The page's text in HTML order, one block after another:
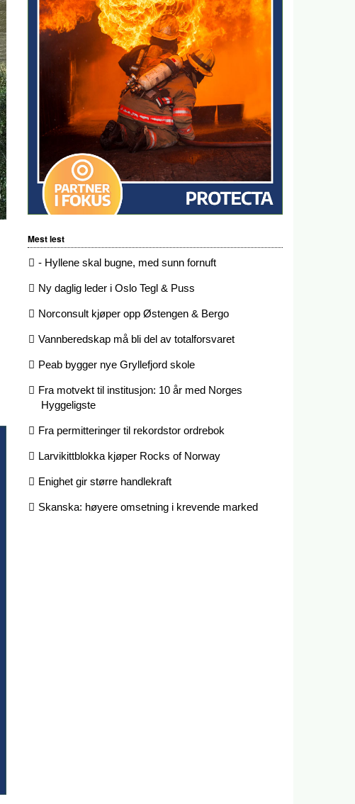
Mest lest
- Hyllene skal bugne, med sunn fornuft
Ny daglig leder i Oslo Tegl & Puss
Norconsult kjøper opp Østengen & Bergo
Vannberedskap må bli del av totalforsvaret
Peab bygger nye Gryllefjord skole
Fra motvekt til institusjon: 10 år med Norges
Hyggeligste
Fra permitteringer til rekordstor ordrebok
Larvikittblokka kjøper Rocks of Norway
Enighet gir større handlekraft
Skanska: høyere omsetning i krevende marked